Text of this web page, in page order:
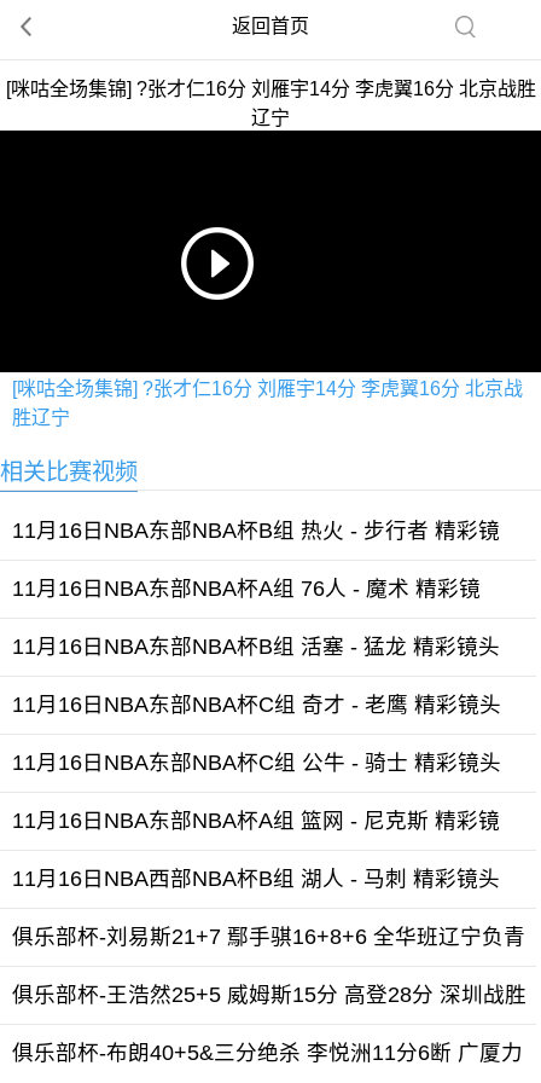
返回首页
[咪咕全场集锦] ?张才仁16分 刘雁宇14分 李虎翼16分 北京战胜
辽宁
[咪咕全场集锦] ?张才仁16分 刘雁宇14分 李虎翼16分 北京战
胜辽宁
相关比赛视频
11月16日NBA东部NBA杯B组 热火 - 步行者 精彩镜
11月16日NBA东部NBA杯A组 76人 - 魔术 精彩镜
11月16日NBA东部NBA杯B组 活塞 - 猛龙 精彩镜头
11月16日NBA东部NBA杯C组 奇才 - 老鹰 精彩镜头
11月16日NBA东部NBA杯C组 公牛 - 骑士 精彩镜头
11月16日NBA东部NBA杯A组 篮网 - 尼克斯 精彩镜
11月16日NBA西部NBA杯B组 湖人 - 马刺 精彩镜头
俱乐部杯-刘易斯21+7 鄢手骐16+8+6 全华班辽宁负青
俱乐部杯-王浩然25+5 威姆斯15分 高登28分 深圳战胜
俱乐部杯-布朗40+5&三分绝杀 李悦洲11分6断 广厦力